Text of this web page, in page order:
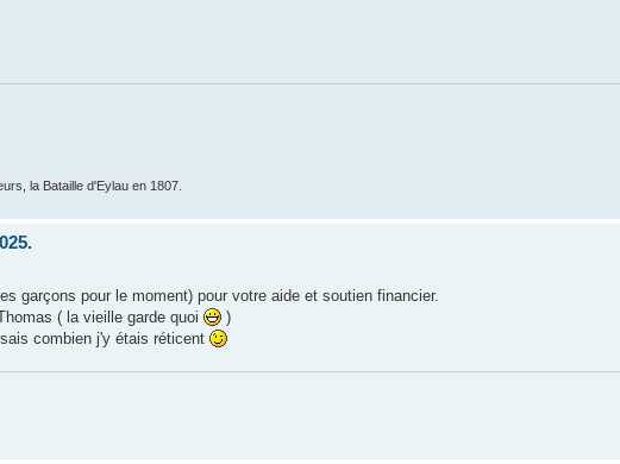
la Bataille d'Eylau en 1807.
garçons pour le moment) pour votre aide et soutien financier.
( la vieille garde quoi
)
combien j'y étais réticent